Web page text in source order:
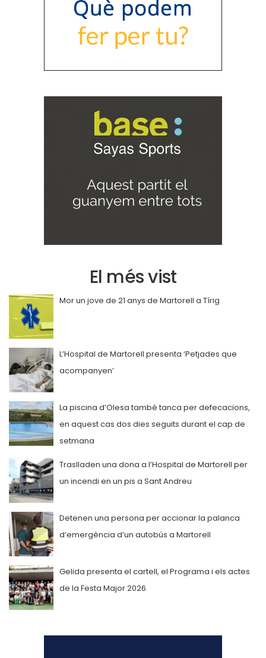
El més vist
Mor un jove de 21 anys de Martorell a Tírig
L’Hospital de Martorell presenta ‘Petjades que
acompanyen’
La piscina d’Olesa també tanca per defecacions,
en aquest cas dos dies seguits durant el cap de
setmana
Traslladen una dona a l’Hospital de Martorell per
un incendi en un pis a Sant Andreu
Detenen una persona per accionar la palanca
d’emergència d’un autobús a Martorell
Gelida presenta el cartell, el Programa i els actes
de la Festa Major 2026